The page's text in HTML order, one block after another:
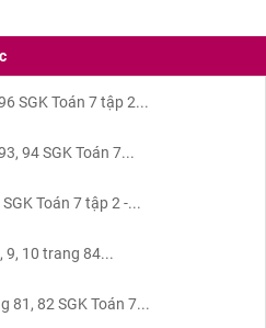
SGK Toán 7 tập 2...
94 SGK Toán 7...
Toán 7 tập 2 -...
9, 10 trang 84...
81, 82 SGK Toán 7...